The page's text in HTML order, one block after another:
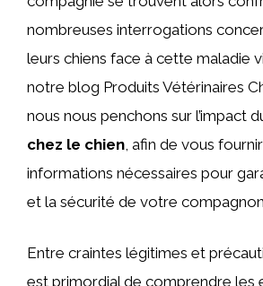
nombreuses interrogations
leurs chiens face à cette maladie
notre blog Produits Vétérinaires
nous nous penchons sur l’impact
chez le chien , afin de vous
informations nécessaires pour
et la sécurité de votre
Entre craintes légitimes et
est primordial de comprendre les